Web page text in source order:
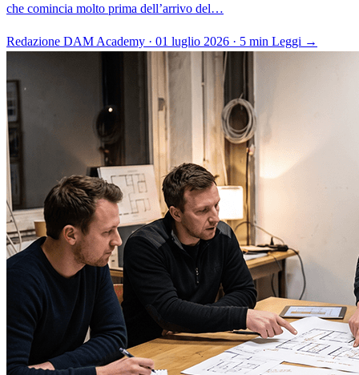
che comincia molto prima dell’arrivo del…
Redazione DAM Academy · 01 luglio 2026 · 5 min Leggi →